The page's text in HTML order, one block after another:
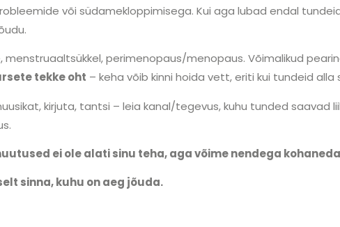
või südamekloppimisega. Kui aga lubad endal
perimenopaus/menopaus. Võimalikud
tekke oht – keha võib kinni hoida vett, eriti kui tundeid alla
kirjuta, tantsi – leia kanal/tegevus, kuhu tunded saavad
ei ole alati sinu teha, aga võime nendega
sinna, kuhu on aeg jõuda.